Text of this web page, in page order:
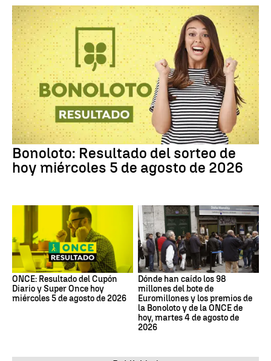
Bonoloto: Resultado del sorteo de
hoy miércoles 5 de agosto de 2026
ONCE: Resultado del Cupón
Diario y Super Once hoy
miércoles 5 de agosto de 2026
Dónde han caído los 98
millones del bote de
Euromillones y los premios de
la Bonoloto y de la ONCE de
hoy, martes 4 de agosto de
2026